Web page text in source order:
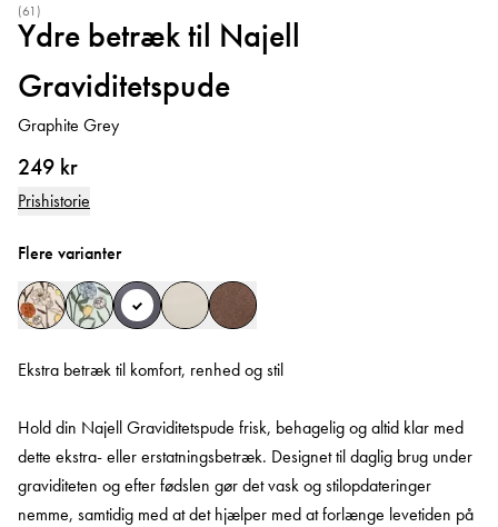
(61)
Ydre betræk til Najell
Graviditetspude
Graphite Grey
249 kr
Prishistorie
Flere varianter
Ekstra betræk til komfort, renhed og stil
Hold din Najell Graviditetspude frisk, behagelig og altid klar med
dette ekstra- eller erstatningsbetræk. Designet til daglig brug under
graviditeten og efter fødslen gør det vask og stilopdateringer
nemme, samtidig med at det hjælper med at forlænge levetiden på